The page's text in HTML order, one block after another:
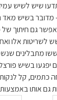
שיש לשיש
מדובר בשיש מאד
גם חיתוך של
אלו
מתבלינים
יפגעו בשיש
כתמים, קל
גם אותו